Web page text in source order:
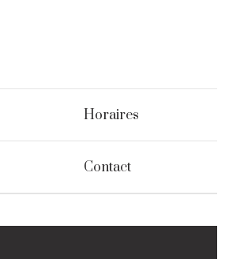
Horaires
Contact